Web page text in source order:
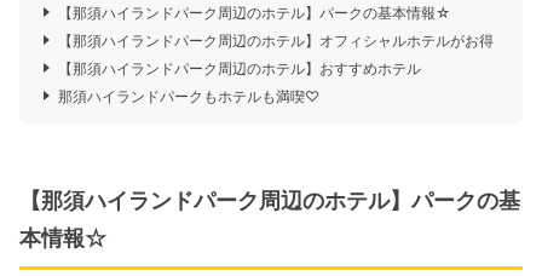
【那須ハイランドパーク周辺のホテル】パークの基本情報☆
【那須ハイランドパーク周辺のホテル】オフィシャルホテルがお得
【那須ハイランドパーク周辺のホテル】おすすめホテル
那須ハイランドパークもホテルも満喫♡
【那須ハイランドパーク周辺のホテル】パークの基
本情報☆